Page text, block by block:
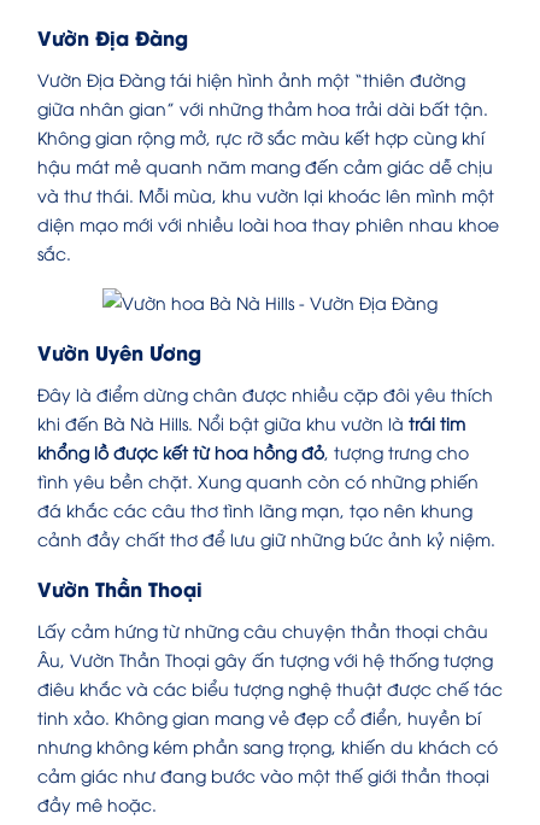
Vườn Địa Đàng
Vườn Địa Đàng tái hiện hình ảnh một “thiên đường
giữa nhân gian” với những thảm hoa trải dài bất tận.
Không gian rộng mở, rực rỡ sắc màu kết hợp cùng khí
hậu mát mẻ quanh năm mang đến cảm giác dễ chịu
và thư thái. Mỗi mùa, khu vườn lại khoác lên mình một
diện mạo mới với nhiều loài hoa thay phiên nhau khoe
sắc.
Vườn Uyên Ương
Đây là điểm dừng chân được nhiều cặp đôi yêu thích
khi đến Bà Nà Hills. Nổi bật giữa khu vườn là trái tim
khổng lồ được kết từ hoa hồng đỏ, tượng trưng cho
tình yêu bền chặt. Xung quanh còn có những phiến
đá khắc các câu thơ tình lãng mạn, tạo nên khung
cảnh đầy chất thơ để lưu giữ những bức ảnh kỷ niệm.
Vườn Thần Thoại
Lấy cảm hứng từ những câu chuyện thần thoại châu
Âu, Vườn Thần Thoại gây ấn tượng với hệ thống tượng
điêu khắc và các biểu tượng nghệ thuật được chế tác
tinh xảo. Không gian mang vẻ đẹp cổ điển, huyền bí
nhưng không kém phần sang trọng, khiến du khách có
cảm giác như đang bước vào một thế giới thần thoại
đầy mê hoặc.